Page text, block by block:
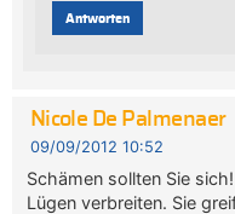
Antworten
Nicole De Palmenaer
09/09/2012 10:52
Schämen sollten Sie
Lügen verbreiten. Sie